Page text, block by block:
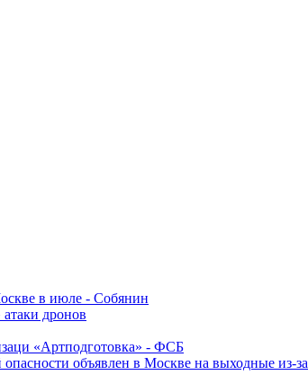
в июле - Собянин
атаки дронов
«Артподготовка» - ФСБ
объявлен в Москве на выходные из-